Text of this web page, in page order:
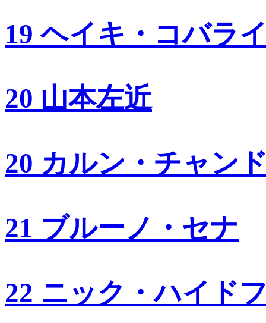
19 ヘイキ・コバラ
20 山本左近
20 カルン・チャン
21 ブルーノ・セナ
22 ニック・ハイド